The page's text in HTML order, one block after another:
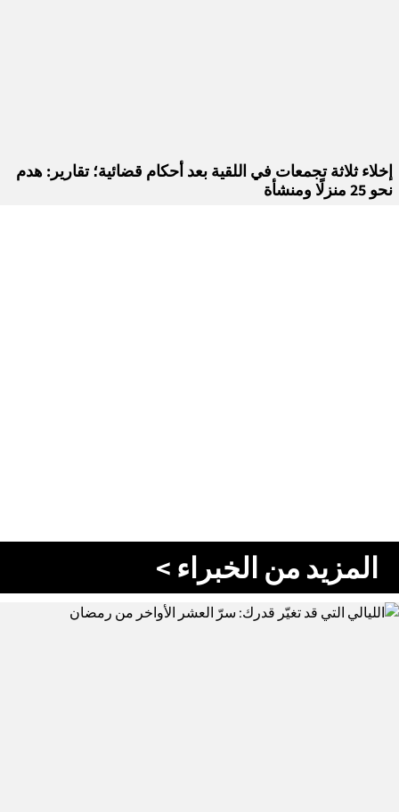
إخلاء ثلاثة تجمعات في اللقية بعد أحكام قضائية؛ تقارير: هدم
نحو 25 منزلًا ومنشأة
المزيد من الخبراء >